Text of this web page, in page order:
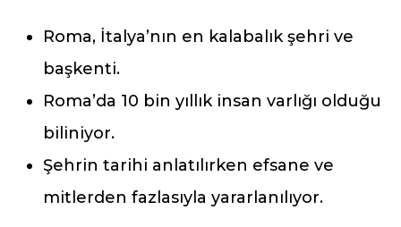
Roma, İtalya’nın en kalabalık şehri ve
başkenti.
Roma’da 10 bin yıllık insan varlığı olduğu
biliniyor.
Şehrin tarihi anlatılırken efsane ve
mitlerden fazlasıyla yararlanılıyor.